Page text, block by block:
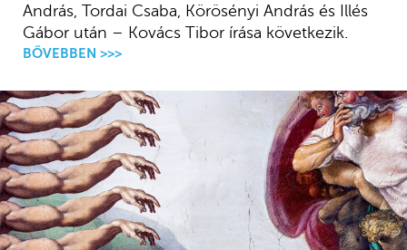
András, Tordai Csaba, Körösényi András és Illés
Gábor után – Kovács Tibor írása következik.
BŐVEBBEN >>>